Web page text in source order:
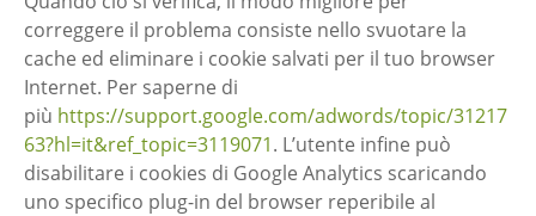
correggere il problema consiste nello svuotare la
cache ed eliminare i cookie salvati per il tuo browser
Internet. Per saperne di
più https://support.google.com/adwords/topic/31217
63?hl=it&ref_topic=3119071. L’utente infine può
disabilitare i cookies di Google Analytics scaricando
uno specifico plug-in del browser reperibile al